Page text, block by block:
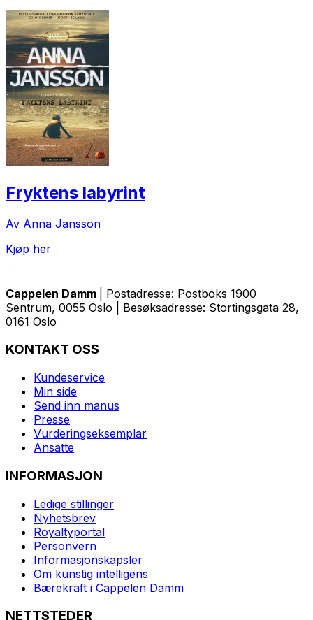
Fryktens labyrint
Av Anna Jansson
Kjøp her
Cappelen Damm
| Postadresse: Postboks 1900
Sentrum, 0055 Oslo | Besøksadresse: Stortingsgata 28,
0161 Oslo
KONTAKT OSS
Kundeservice
Min side
Send inn manus
Presse
Vurderingseksemplar
Ansatte
INFORMASJON
Ledige stillinger
Nyhetsbrev
Royaltyportal
Personvern
Informasjonskapsler
Om kunstig intelligens
Bærekraft i Cappelen Damm
NETTSTEDER